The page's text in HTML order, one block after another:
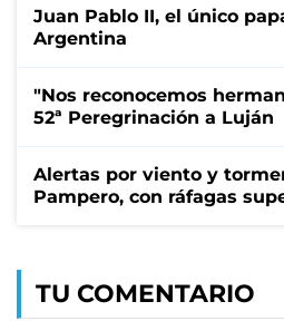
Juan Pablo II, el único
Argentina
"Nos reconocemos
52ª Peregrinación a Luján
Alertas por viento y
Pampero, con ráfagas
TU COMENTARIO